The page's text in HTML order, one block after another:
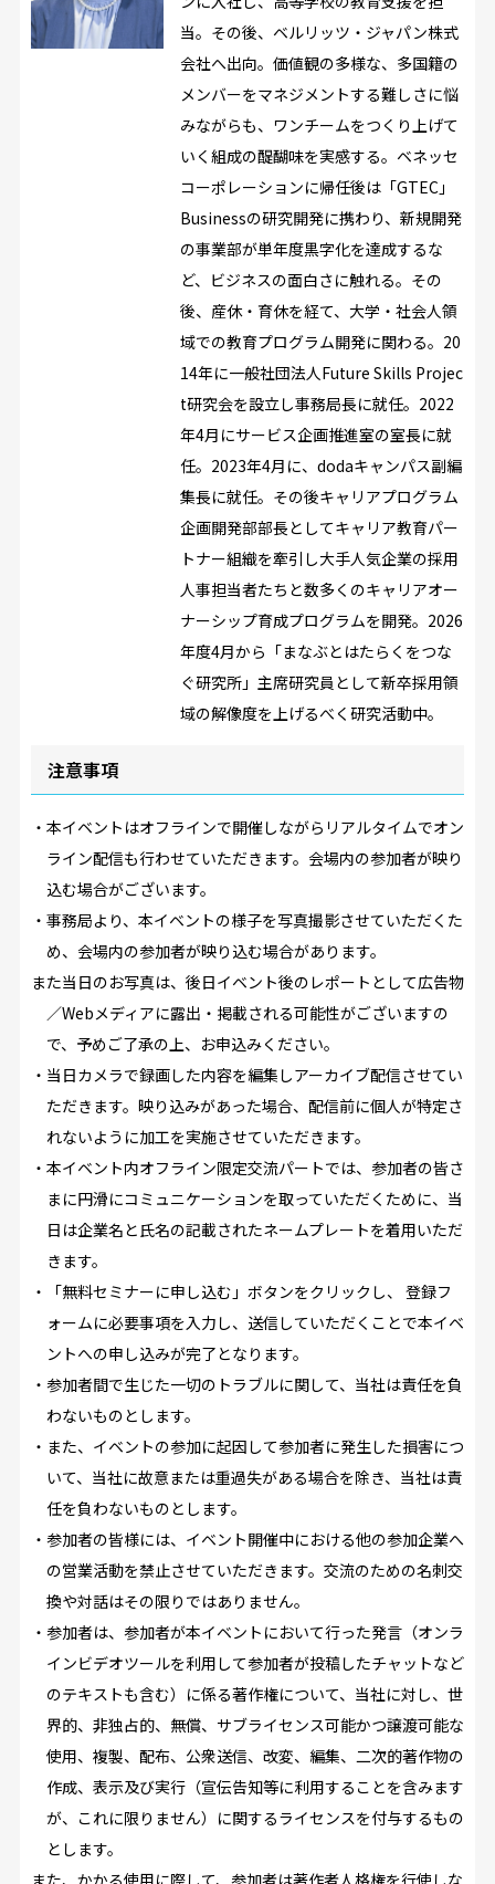
当。その後、ベルリッツ・ジャパン株式
会社へ出向。価値観の多様な、多国籍の
メンバーをマネジメントする難しさに悩
みながらも、ワンチームをつくり上げて
いく組成の醍醐味を実感する。ベネッセ
コーポレーションに帰任後は「GTEC」
Businessの研究開発に携わり、新規開発
の事業部が単年度黒字化を達成するな
ど、ビジネスの面白さに触れる。その
後、産休・育休を経て、大学・社会人領
域での教育プログラム開発に関わる。20
14年に一般社団法人Future Skills Projec
t研究会を設立し事務局長に就任。2022
年4月にサービス企画推進室の室長に就
任。2023年4月に、dodaキャンパス副編
集長に就任。その後キャリアプログラム
企画開発部部長としてキャリア教育パー
トナー組織を牽引し大手人気企業の採用
人事担当者たちと数多くのキャリアオー
ナーシップ育成プログラムを開発。2026
年度4月から「まなぶとはたらくをつな
ぐ研究所」主席研究員として新卒採用領
域の解像度を上げるべく研究活動中。
注意事項
・本イベントはオフラインで開催しながらリアルタイムでオン
ライン配信も行わせていただきます。会場内の参加者が映り
込む場合がございます。
・事務局より、本イベントの様子を写真撮影させていただくた
め、会場内の参加者が映り込む場合があります。
また当日のお写真は、後日イベント後のレポートとして広告物
／Webメディアに露出・掲載される可能性がございますの
で、予めご了承の上、お申込みください。
・当日カメラで録画した内容を編集しアーカイブ配信させてい
ただきます。映り込みがあった場合、配信前に個人が特定さ
れないように加工を実施させていただきます。
・本イベント内オフライン限定交流パートでは、参加者の皆さ
まに円滑にコミュニケーションを取っていただくために、当
日は企業名と氏名の記載されたネームプレートを着用いただ
きます。
・「無料セミナーに申し込む」ボタンをクリックし、 登録フ
ォームに必要事項を入力し、送信していただくことで本イベ
ントへの申し込みが完了となります。
・参加者間で生じた一切のトラブルに関して、当社は責任を負
わないものとします。
・また、イベントの参加に起因して参加者に発生した損害につ
いて、当社に故意または重過失がある場合を除き、当社は責
任を負わないものとします。
・参加者の皆様には、イベント開催中における他の参加企業へ
の営業活動を禁止させていただきます。交流のための名刺交
換や対話はその限りではありません。
・参加者は、参加者が本イベントにおいて行った発言（オンラ
インビデオツールを利用して参加者が投稿したチャットなど
のテキストも含む）に係る著作権について、当社に対し、世
界的、非独占的、無償、サブライセンス可能かつ譲渡可能な
使用、複製、配布、公衆送信、改変、編集、二次的著作物の
作成、表示及び実行（宣伝告知等に利用することを含みます
が、これに限りません）に関するライセンスを付与するもの
とします。
また、かかる使用に際して、参加者は著作者人格権を行使しな